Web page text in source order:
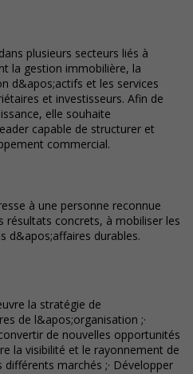
plusieurs secteurs liés à
la gestion immobilière, la
d&apos;actifs et les services
et investisseurs. Afin de
elle souhaite
capable de structurer et
commercial.
à une personne reconnue
résultats concrets, à mobiliser les
d&apos;affaires durables.
la stratégie de
de l&apos;organisation ;·
de nouvelles opportunités
la visibilité et le rayonnement de
marchés ;· Développer